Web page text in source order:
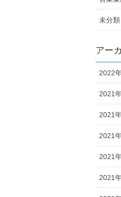
未分類
アー
2022
2021
2021
2021
2021
2021